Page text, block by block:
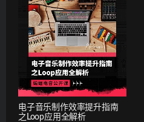
电子音乐制作效率提升指南
之Loop应用全解析